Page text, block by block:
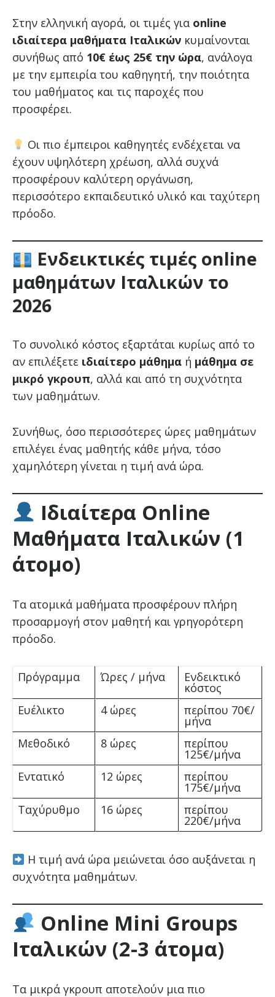
Στην ελληνική αγορά, οι τιμές για online
ιδιαίτερα μαθήματα Ιταλικώνκυμαίνονται
συνήθως από 10€ έως 25€ την ώρα, ανάλογα
με την εμπειρία του καθηγητή, την ποιότητα
του μαθήματος και τις παροχές που
προσφέρει.
Οι πιο έμπειροι καθηγητές ενδέχεται να
έχουν υψηλότερη χρέωση, αλλά συχνά
προσφέρουν καλύτερη οργάνωση,
περισσότερο εκπαιδευτικό υλικό και ταχύτερη
πρόοδο.
Ενδεικτικές τιμές online
μαθημάτων Ιταλικών το
2026
Το συνολικό κόστος εξαρτάται κυρίως από το
αν επιλέξετε ιδιαίτερο μάθημαή μάθημα σε
μικρό γκρουπ, αλλά και από τη συχνότητα
των μαθημάτων.
Συνήθως, όσο περισσότερες ώρες μαθημάτων
επιλέγει ένας μαθητής κάθε μήνα, τόσο
χαμηλότερη γίνεται η τιμή ανά ώρα.
Ιδιαίτερα Online
Μαθήματα Ιταλικών (1
άτομο)
Τα ατομικά μαθήματα προσφέρουν πλήρη
προσαρμογή στον μαθητή και γρηγορότερη
πρόοδο.
Πρόγραμμα Ώρες / μήνα Ενδεικτικό
κόστος
Ευέλικτο
4 ώρες περίπου 70€/
μήνα
Μεθοδικό
8 ώρες περίπου
125€/μήνα
Εντατικό
12 ώρες περίπου
175€/μήνα
Ταχύρυθμο
16 ώρες περίπου
220€/μήνα
Η τιμή ανά ώρα μειώνεται όσο αυξάνεται η
συχνότητα μαθημάτων.
Online Mini Groups
Ιταλικών (2-3 άτομα)
Τα μικρά γκρουπ αποτελούν μια πιο